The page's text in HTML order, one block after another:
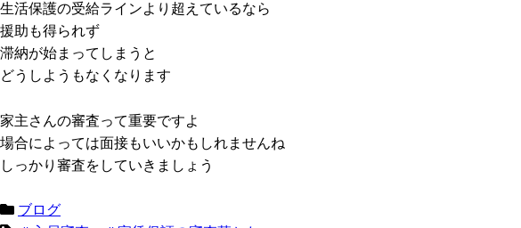
生活保護の受給ラインより超えているなら
援助も得られず
滞納が始まってしまうと
どうしようもなくなります
家主さんの審査って重要ですよ
場合によっては面接もいいかもしれませんね
しっかり審査をしていきましょう
ブログ